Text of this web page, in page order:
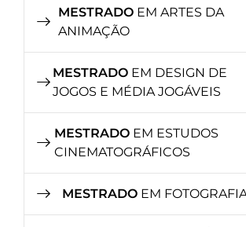
MESTRADO EM ARTES DA
ANIMAÇÃO
MESTRADOEM DESIGN DE
JOGOS E MÉDIA JOGÁVEIS
MESTRADO EM ESTUDOS
CINEMATOGRÁFICOS
MESTRADO EM